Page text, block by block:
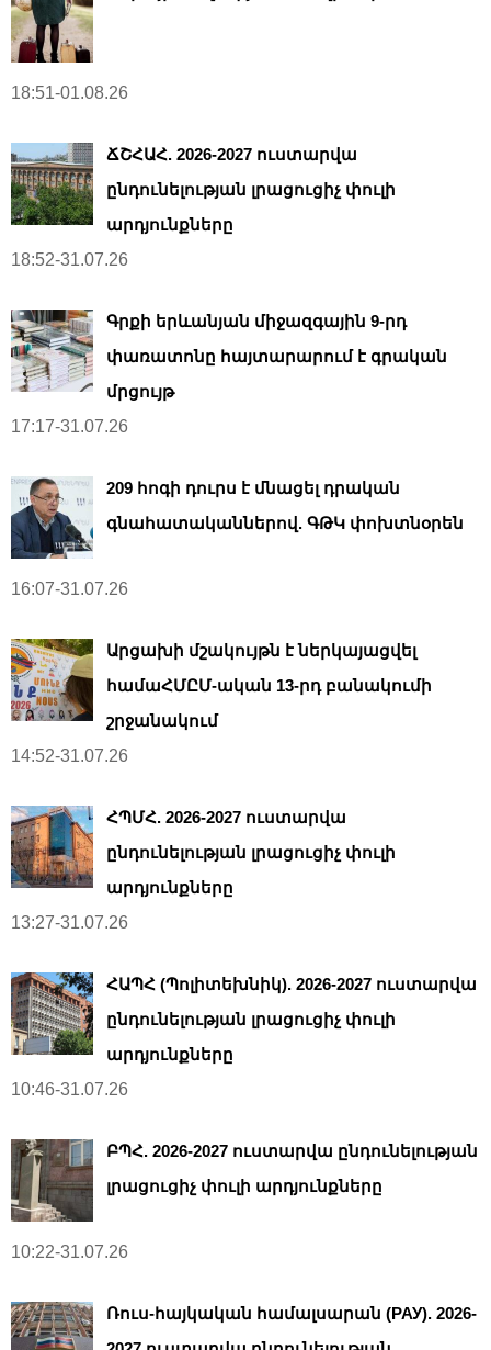
18:51-01.08.26
ՃՇՀԱՀ. 2026-2027 ուստարվա
ընդունելության լրացուցիչ փուլի
արդյունքները
18:52-31.07.26
Գրքի երևանյան միջազգային 9-րդ
փառատոնը հայտարարում է գրական
մրցույթ
17:17-31.07.26
209 հոգի դուրս է մնացել դրական
գնահատականներով. ԳԹԿ փոխտնօրեն
16:07-31.07.26
Արցախի մշակույթն է ներկայացվել
համաՀՄԸՄ-ական 13-րդ բանակումի
շրջանակում
14:52-31.07.26
ՀՊՄՀ. 2026-2027 ուստարվա
ընդունելության լրացուցիչ փուլի
արդյունքները
13:27-31.07.26
ՀԱՊՀ (Պոլիտեխնիկ). 2026-2027 ուստարվա
ընդունելության լրացուցիչ փուլի
արդյունքները
10:46-31.07.26
ԲՊՀ. 2026-2027 ուստարվա ընդունելության
լրացուցիչ փուլի արդյունքները
10:22-31.07.26
Ռուս-հայկական համալսարան (РАУ). 2026-